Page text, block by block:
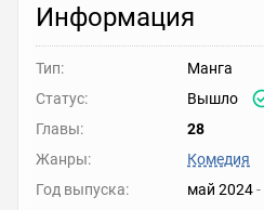
Информация
Тип:
Манга
Статус:
Вышло
Главы:
28
Жанры:
Комедия
Год выпуска:
май 2024-